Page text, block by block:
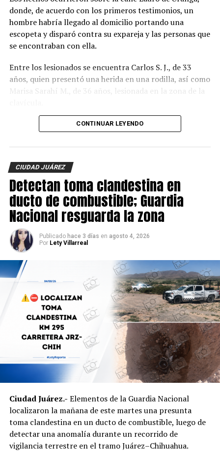
donde, de acuerdo con los primeros testimonios, un
hombre habría llegado al domicilio portando una
escopeta y disparó contra su expareja y las personas que
se encontraban con ella.
Entre los lesionados se encuentra Carlos S. J., de 33
años, quien presentó una herida en una rodilla, así como
Marisa Sarahí M., de 36 años, lesionada en la zona de la
También fueron atendidos Damián, de 14 años; Ana, de
provocadas presuntamente por esquirlas.
El probable responsable fue identificado como Abraham
B., de 38 años, expareja de la mujer y presunto padre de
los menores, de acuerdo con información
proporcionada por un mando policiaco.
Agentes ministeriales acudieron al lugar para procesar
la escena, recabar evidencias e iniciar la búsqueda del
presunto agresor, quien hasta el momento no ha sido
detenido.
CONTINUAR LEYENDO
CIUDAD JUÁREZ
Detectan toma clandestina en
ducto de combustible; Guardia
Nacional resguarda la zona
Publicado hace 3 días en agosto 4, 2026
Por Lety Villarreal
Ciudad Juárez.- Elementos de la Guardia Nacional
localizaron la mañana de este martes una presunta
toma clandestina en un ducto de combustible, luego de
detectar una anomalía durante un recorrido de
vigilancia terrestre en el tramo Juárez–Chihuahua.